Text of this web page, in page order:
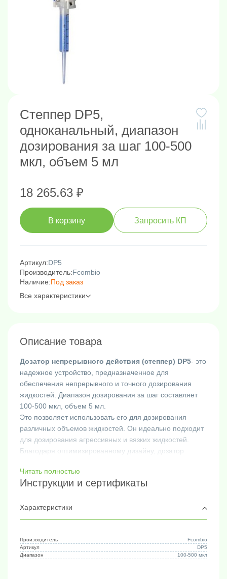
Степпер DP5,
одноканальный, диапазон
дозирования за шаг 100-500
мкл, объем 5 мл
18 265.63 ₽
В корзину Запросить КП
Артикул:DP5
Производитель:Fcombio
Наличие:Под заказ
Все характеристики
Описание товара
Дозатор непрерывного действия (степпер) DP5- это
надежное устройство, предназначенное для
обеспечения непрерывного и точного дозирования
жидкостей. Диапазон дозирования за шаг составляет
100-500 мкл, объем 5 мл.
Это позволяет использовать его для дозирования
различных объемов жидкостей. Он идеально подходит
для дозирования агрессивных и вязких жидкостей.
Благодаря оптимизированному дизайну, дозатор
самых маленьких объемов.
Для наконечников объемом 25 мл и 50 мл требуется
легкого и прочного материала. Он оснащен прочным
рычагом для остановки наконечника, что обеспечивает
Это делает его универсальным инструментом для
различных областей применения, включая
Читать полностью
Инструкции и сертификаты
Характеристики
Производитель
Fcombio
Артикул
DP5
Диапазон
100-500 мкл